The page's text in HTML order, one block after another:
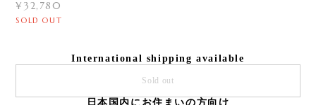
¥32,780
SOLD OUT
International shipping available
Sold out
日本国内にお住まいの方向け